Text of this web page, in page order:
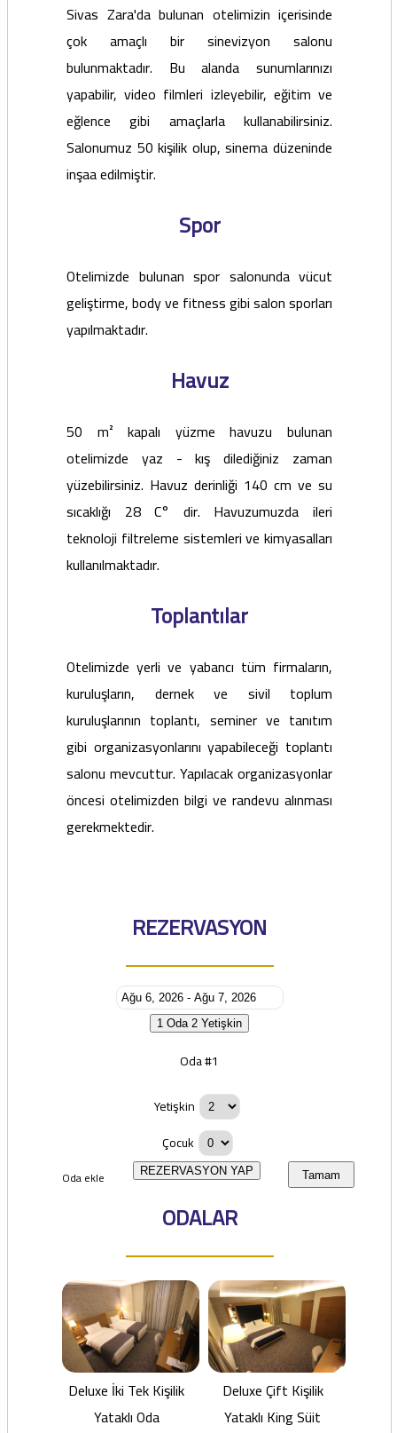
Sivas Zara'da bulunan otelimizin içerisinde
çok amaçlı bir sinevizyon salonu
bulunmaktadır. Bu alanda sunumlarınızı
yapabilir, video filmleri izleyebilir, eğitim ve
eğlence gibi amaçlarla kullanabilirsiniz.
Salonumuz 50 kişilik olup, sinema düzeninde
inşaa edilmiştir.
Spor
Otelimizde bulunan spor salonunda vücut
geliştirme, body ve fitness gibi salon sporları
yapılmaktadır.
Havuz
50 m² kapalı yüzme havuzu bulunan
otelimizde yaz - kış dilediğiniz zaman
yüzebilirsiniz. Havuz derinliği 140 cm ve su
sıcaklığı 28 C° dir. Havuzumuzda ileri
teknoloji filtreleme sistemleri ve kimyasalları
kullanılmaktadır.
Toplantılar
Otelimizde yerli ve yabancı tüm firmaların,
kuruluşların, dernek ve sivil toplum
kuruluşlarının toplantı, seminer ve tanıtım
gibi organizasyonlarını yapabileceği toplantı
salonu mevcuttur. Yapılacak organizasyonlar
öncesi otelimizden bilgi ve randevu alınması
gerekmektedir.
REZERVASYON
1 Oda 2 Yetişkin
Oda #1
Yetişkin
Çocuk
Oda ekle Tamam
REZERVASYON YAP
ODALAR
Deluxe İki Tek Kişilik
Yataklı Oda
Deluxe Çift Kişilik
Yataklı King Süit